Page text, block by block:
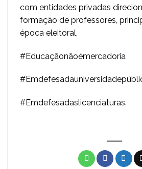
com entidades privadas
formação de professores,
época eleitoral,
#Educaçãonãoémercadoria
#Emdefesadaslicenciaturas.